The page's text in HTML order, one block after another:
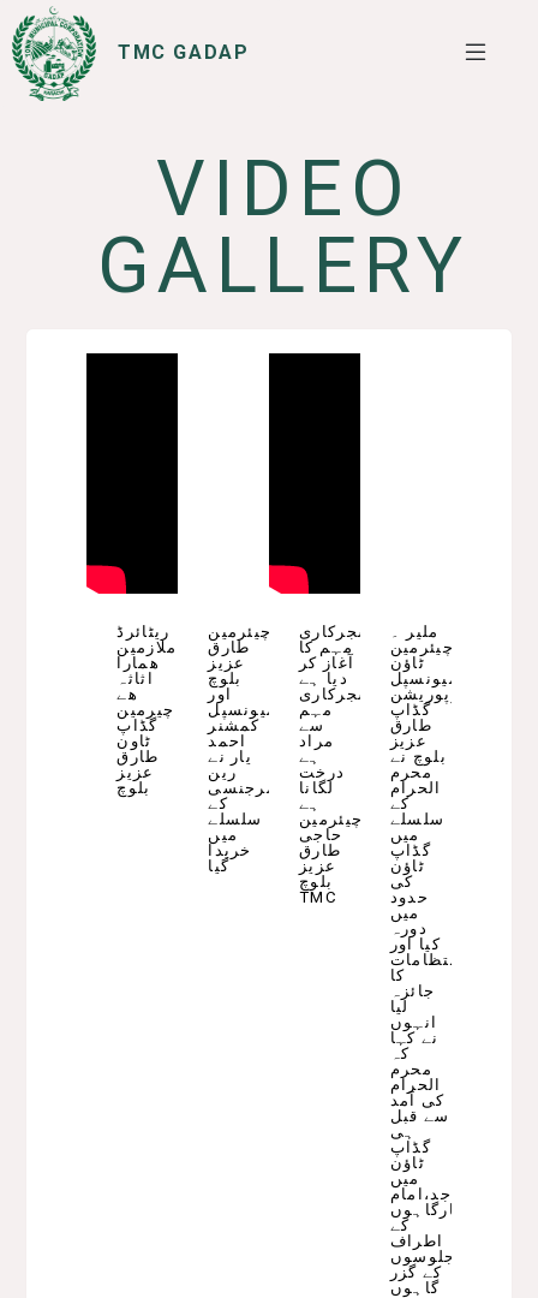
TMC GADAP
SERVICES
I WANT TOVIDEO
GALLERY
ریٹائرڈ
ملازمین
ھمارا
اثاثہ
ھے
چیرمین
گڈاپ
ٹاون
طارق
عزیز
بلوچ
چیئرمین
طارق
عزیز
بلوچ
اور
میونسپل
کمشنر
احمد
یار نے
رین
ایمرجنسی
کے
سلسلے
میں
خریدا
گیا
شجرکاری
مہم کا
آغاز کر
دیا ہے
شجرکاری
مہم
سے
مراد
ہے
درخت
لگانا
ہے
چیئرمین
حاجی
طارق
عزيز
بلوچ
TMC
ملیر ۔
چیئرمین
ٹاؤن
میونسپل
کارپوریشن
گڈاپ
طارق
عزیز
بلوچ نے
محرم
الحرام
کے
سلسلے
میں
گڈاپ
ٹاؤن
کی
حدود
میں
دورہ
کیا اور
انتظامات
کا
جائزہ
لیا
انہوں
نے کہا
کہ
محرم
الحرام
کی آمد
سے قبل
ہی
گڈاپ
ٹاؤن
میں
مساجد،امام
بارگاہوں
کے
اطراف
جلوسوں
کے گزر
گاہوں